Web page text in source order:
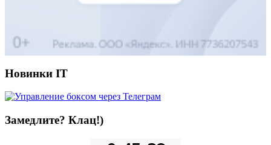
Новинки IT
Замедлите? Клац!)